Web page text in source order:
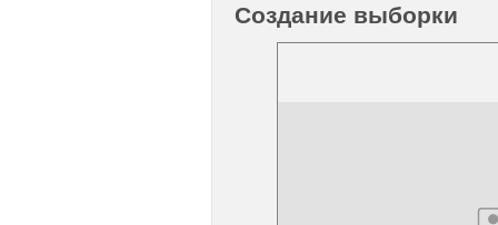
Создание выборки